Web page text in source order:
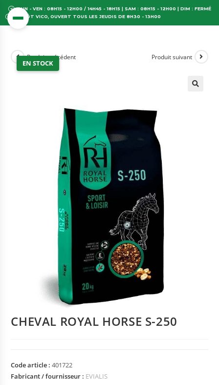
LUN - VEN : 08H15 - 12H00 / 14H45 - 18H15 | SAM : 08H15 - 12H00 | DIM : FERMÉ
DÉPÔT VICO, OUVERT TOUS LES JEUDIS DE 8H30 - 13H00
EN STOCK
Produit précédent Produit suivant
CHEVAL ROYAL HORSE S-250
Code article :401722
Fabricant / fournisseur : EVIALIS